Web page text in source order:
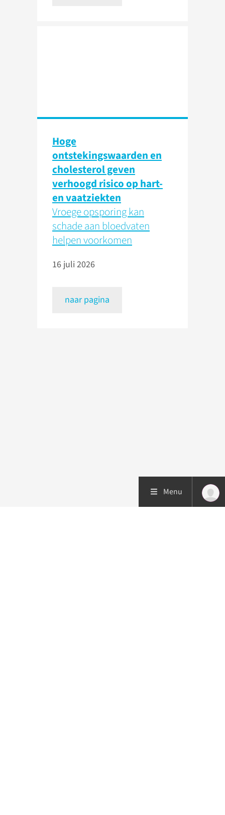
Hoge
ontstekingswaarden en
cholesterol geven
verhoogd risico op hart-
en vaatziekten
Vroege opsporing kan
schade aan bloedvaten
helpen voorkomen
16 juli 2026
naar pagina
Menu